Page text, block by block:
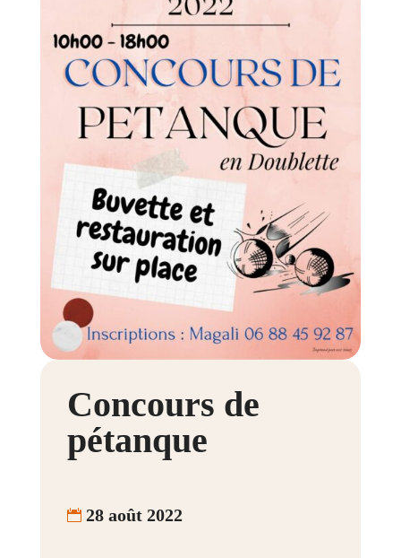
Concours de
pétanque
28 août 2022